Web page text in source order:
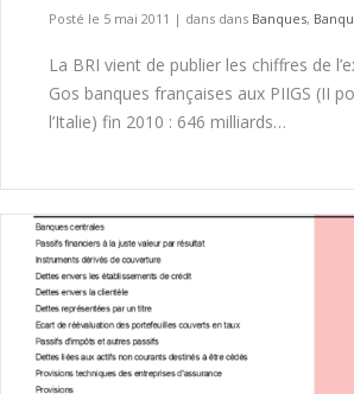
Posté le 5 mai 2011 | dans dans Banques,
La BRI vient de publier les chiffres de
Gos banques françaises aux PIIGS (II
l’Italie) fin 2010 : 646 milliards…